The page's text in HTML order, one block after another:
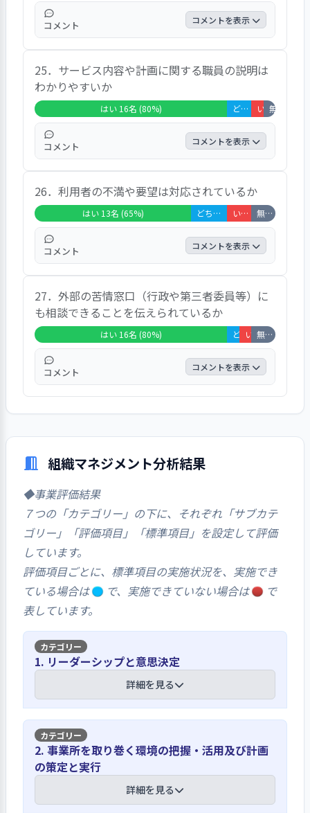
コメント コメントを表示
全回答者20名のうち「個別の計画作成時に、
利用者の状況や要望を聞かれている」と回答
した方が80％、「どちらともいえない」と回
答した方が10％、「いいえ」と回答した方が
5％、「非該当」と回答した方が5％でした。
25．サービス内容や計画に関する職員の説明は
わかりやすいか
はい 16名 (80%) どちらともいえない 2名 (10%) いいえ 1名 (5%)
コメント コメントを表示
全回答者20名のうち「サービス内容や計画に
関する職員の説明はわかりやすい」と回答し
た方が80％、「どちらともいえない」と回答
した方が10％、「いいえ」と回答した方が
5％、「非該当」と回答した方が5％でした。
26．利用者の不満や要望は対応されているか
はい 13名 (65%) どちらともいえない 3名 (15%) いいえ 2名 (10%) 無回答・非該当 2名 (10%)
コメント コメントを表示
全回答者20名のうち「不満や要望は対応され
ている」と回答した方が65％、「どちらとも
いえない」と回答した方が15％、「いいえ」
と回答した方が10％、「非該当」と回答した
方が10％でした。
27．外部の苦情窓口（行政や第三者委員等）に
も相談できることを伝えられているか
はい 16名 (80%) どちらともいえない 1名 (5%) いいえ 1名 (5%) 無回答・非該当 2名 (10%)
コメント コメントを表示
全回答者20名のうち「外部の苦情窓口にも相
談できることを伝えられている」と回答した
方が80％、「どちらともいえない」と回答し
「非該当」と回答した方が10％でした
組織マネジメント分析結果
◆事業評価結果
７つの「カテゴリー」の下に、それぞれ「サブカテ
ゴリー」「評価項目」「標準項目」を設定して評価
しています。
評価項目ごとに、標準項目の実施状況を、実施でき
ている場合は
で、実施できていない場合は
で
表しています。
1. リーダーシップと意思決定
詳細を見る
【講評】
理念・行動方針が明示、周知されてお
り、事業実践に活かされています
2. 事業所を取り巻く環境の把握・活用及び計画
の策定と実行
詳細を見る